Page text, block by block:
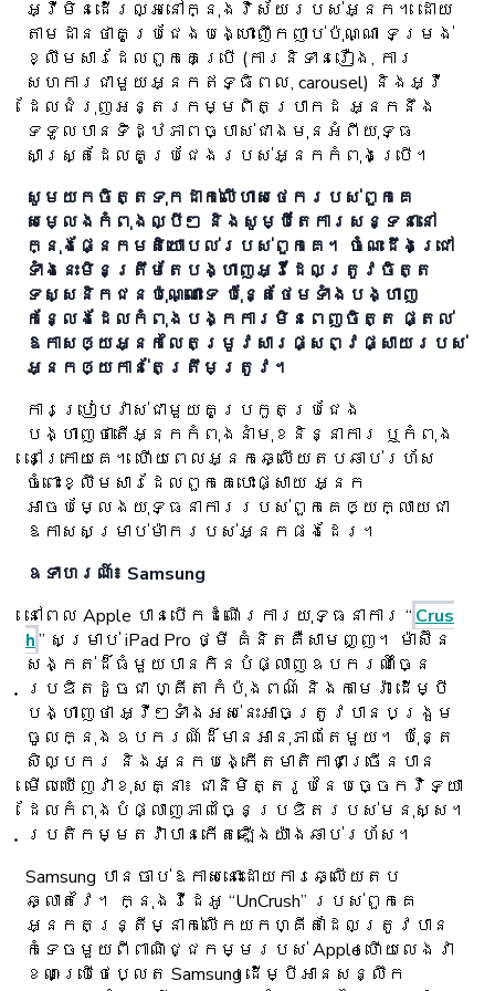
អ្វីមិនដើរល្អ​នៅក្នុងវិស័យរបស់អ្នក។ ដោយ
តាមដានថា​គូប្រជែងបង្ហោះញឹកញាប់ប៉ុណ្ណា ទម្រង់
ខ្លឹមសារដែលពួកគេប្រើ (ការនិទានរឿង, ការ
សហការជាមួយអ្នកឥទ្ធិពល, carousel) និងអ្វី
ដែលជំរុញអន្តរកម្មពិតប្រាកដ អ្នកនឹង
ទទួលបានទិដ្ឋភាពច្បាស់ជាងមុនអំពីយុទ្ធ
សាស្ត្រដែលគូប្រជែងរបស់អ្នកកំពុងប្រើ។
សូមយកចិត្តទុកដាក់លើហាសថេករបស់ពួកគេ
សម្លេងកំពុងល្បីៗ និងសូម្បីតែការសន្ទនានៅ
ក្នុងផ្នែកមតិយោបល់របស់ពួកគេ។ ចំណេះដឹងជ្រៅ
ទាំងនេះមិនត្រឹមតែបង្ហាញអ្វីដែលត្រូវចិត្ត
ទស្សនិកជនប៉ុណ្ណោះទេ ប៉ុន្តែថែមទាំងបង្ហាញ
កន្លែងដែលកំពុងបង្កការមិនពេញចិត្ត ផ្តល់
ឱកាសឲ្យអ្នកលៃតម្រូវសារផ្សព្វផ្សាយរបស់
អ្នកឲ្យកាន់តែត្រឹមត្រូវ។
ការប្រៀបវាស់ជាមួយគូប្រកួតប្រជែង
បង្ហាញថាតើអ្នកកំពុងនាំមុខនិន្នាការ ឬកំពុង
នៅក្រោយគេ។ ហើយពេលអ្នកឆ្លើយតបឆាប់រហ័ស
ចំពោះខ្លឹមសារដែលពួកគេបោះផ្សាយ អ្នក
អាចបម្លែងយុទ្ធនាការរបស់ពួកគេឲ្យក្លាយជា
ឱកាសសម្រាប់ម៉ាករបស់អ្នកផងដែរ។
ឧទាហរណ៍៖ Samsung
នៅពេល Apple បានបើកដំណើរការយុទ្ធនាការ “ Crus
h” សម្រាប់ iPad Pro ថ្មី គំនិតគឺសាមញ្ញ។ ម៉ាស៊ីន
សង្កត់ដ៏ធំមួយបានកិនបំផ្លាញឧបករណ៍ច្នៃ
ប្រឌិតដូចជា ហ្គីតា កំប៉ុងពណ៌ និងកាមេរ៉ា ដើម្បី
បង្ហាញថា អ្វីៗទាំងអស់នេះអាចត្រូវបានបង្រួម
ចូលក្នុងឧបករណ៍ដ៏មានអានុភាពតែមួយ។ ប៉ុន្តែ
សិល្បករ និងអ្នកបង្កើតមាតិកាជាច្រើនបាន
មើលឃើញវាខុសគ្នា៖ ជានិមិត្តរូបនៃបច្ចេកវិទ្យា
ដែលកំពុងបំផ្លាញភាពច្នៃប្រឌិតរបស់មនុស្ស។
ប្រតិកម្មតវ៉ាបានកើតឡើងយ៉ាងឆាប់រហ័ស។
Samsung បានចាប់ឱកាសនោះដោយការឆ្លើយតប
ឆ្លាតវៃ។ ក្នុងវីដេអូ “UnCrush” របស់ពួកគេ
អ្នកតន្ត្រីម្នាក់លើកយកហ្គីតាដែលត្រូវបាន
កំទេចមួយពីពាណិជ្ជកម្មរបស់ Apple ហើយលេងវា
ខណៈប្រើថេប្លេត Samsung ដើម្បីអានសន្លឹក